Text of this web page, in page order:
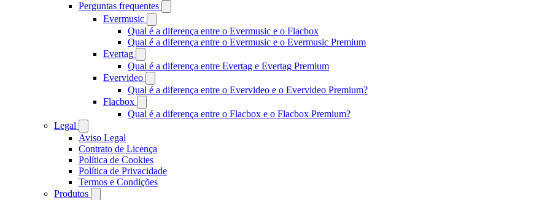
Perguntas frequentes
Evermusic
Qual é a diferença entre o Evermusic e o Flacbox
Qual é a diferença entre o Evermusic e o Evermusic Premium
Evertag
Qual é a diferença entre Evertag e Evertag Premium
Evervideo
Qual é a diferença entre o Evervideo e o Evervideo Premium?
Flacbox
Qual é a diferença entre o Flacbox e o Flacbox Premium?
Legal
Aviso Legal
Contrato de Licença
Política de Cookies
Política de Privacidade
Termos e Condições
Produtos